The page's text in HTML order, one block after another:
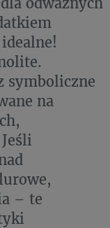
symboliczne
na
– te